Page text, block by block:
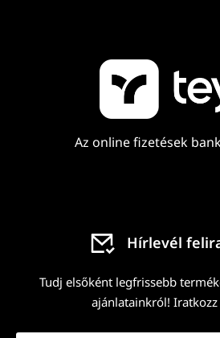
Az online fizetések
Hírlevél
Tudj elsőként legfrissebb
ajánlatainkról!